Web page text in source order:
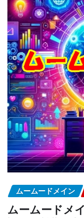
ムームードメイン
ムームードメ